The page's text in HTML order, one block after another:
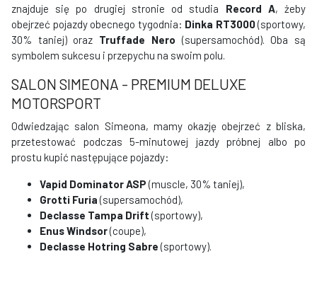
znajduje się po drugiej stronie od studia Record A, żeby
obejrzeć pojazdy obecnego tygodnia: Dinka RT3000(sportowy,
30% taniej) oraz Truffade Nero (supersamochód). Oba są
symbolem sukcesu i przepychu na swoim polu.
SALON SIMEONA - PREMIUM DELUXE
MOTORSPORT
Odwiedzając salon Simeona, mamy okazję obejrzeć z bliska,
przetestować podczas 5-minutowej jazdy próbnej albo po
prostu kupić następujące pojazdy:
Vapid Dominator ASP(muscle, 30% taniej),
Grotti Furia(supersamochód),
Declasse Tampa Drift(sportowy),
Enus Windsor(coupe),
Declasse Hotring Sabre(sportowy).